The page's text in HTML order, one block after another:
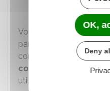
publicités
Vous devez permettre à
par
un acte positif
consentement
cocher
est facilement
utilisateurs.
OK,
Deny